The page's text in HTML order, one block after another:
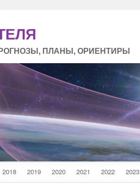
ПЛАНЫ, ОРИЕНТИРЫ
2018 2019 2020 2021 2022 2023